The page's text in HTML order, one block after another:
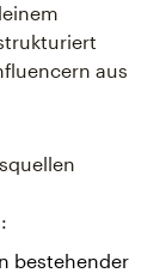
aus
bestehender